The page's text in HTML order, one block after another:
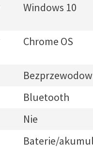
Windows 10
Chrome OS
Bluetooth
Nie
Baterie/